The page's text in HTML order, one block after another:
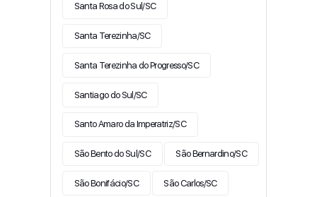
Santa Rosa do Sul/SC
Santa Terezinha/SC
Santa Terezinha do Progresso/SC
Santiago do Sul/SC
Santo Amaro da Imperatriz/SC
São Bento do Sul/SC São Bernardino/SC
São Bonifácio/SC São Carlos/SC